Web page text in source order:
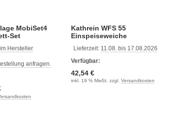
MobiSet4
Set
Hersteller
anfragen.
Kathrein WFS 55
Einspeiseweiche
Lieferzeit: 11.08. bis 17.08.2026
Verfügbar:
42,54 €
inkl. 19 % MwSt. zzgl. Versandkosten